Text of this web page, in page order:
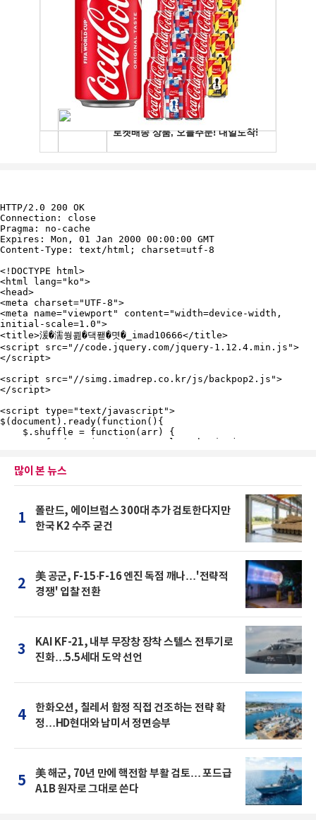
많이 본 뉴스
1
폴란드, 에이브럼스 300대 추가 검토한다지만
한국 K2 수주 굳건
2
美 공군, F-15·F-16 엔진 독점 깨나…'전략적
경쟁' 입찰 전환
3
KAI KF-21, 내부 무장창 장착 스텔스 전투기로
진화…5.5세대 도약 선언
4
한화오션, 칠레서 함정 직접 건조하는 전략 확
정…HD현대와 남미서 정면승부
5
美 해군, 70년 만에 핵전함 부활 검토… 포드급
A1B 원자로 그대로 쓴다